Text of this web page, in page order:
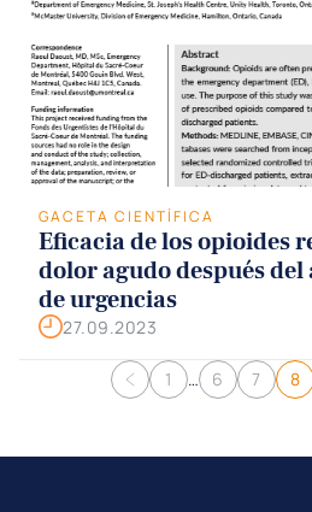
GACETA CIENTÍFICA
Eficacia de los opioides
dolor agudo después
de urgencias
27.09.2023
Navegación de
1 … 6 7 8